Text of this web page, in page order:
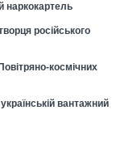
наркокартель
російського
космічних
вантажний